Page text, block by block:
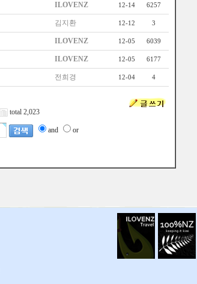
ILOVENZ 12-14 6257
김지환 12-12 3
ILOVENZ 12-05 6039
ILOVENZ 12-05 6177
전희경 12-04 4
total 2,023
and or